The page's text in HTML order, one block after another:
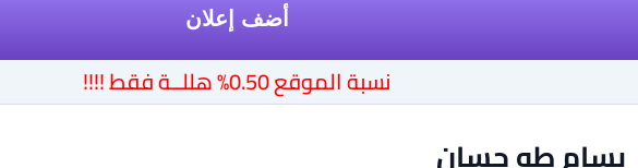
أضف إعلان
نسبة الموقع 0.50% هللــة فقط !!!!
بسام طه حسان